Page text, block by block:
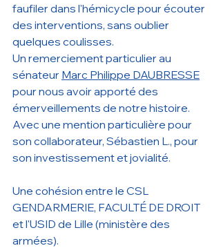
faufiler dans l'hémicycle pour écouter
des interventions, sans oublier
quelques coulisses.
Un remerciement particulier au
sénateur Marc Philippe DAUBRESSE
pour nous avoir apporté des
émerveillements de notre histoire.
Avec une mention particulière pour
son collaborateur, Sébastien L., pour
son investissement et jovialité.
Une cohésion entre le CSL
GENDARMERIE, FACULTÉ DE DROIT
et l'USID de Lille (ministère des
armées).